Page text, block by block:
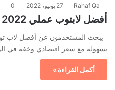
Rahaf Qa 27 يونيو، 2022 0
أفضل لابتوب عملي 2022 لأداء مهامك اليومية
يبحث المستخدمون عن أفضل لاب
بسهولة مع سعر اقتصادي وخفة في
أكمل القراءة »